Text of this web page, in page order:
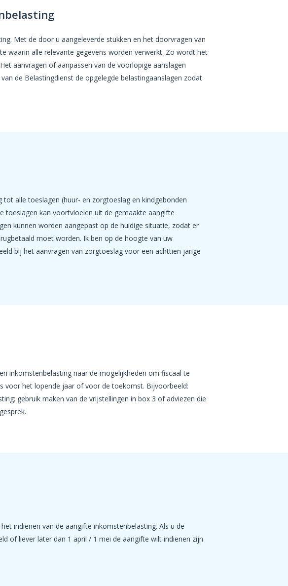
Met de door u aangeleverde stukken en het doorvragen van
waarin alle relevante gegevens worden verwerkt. Zo wordt het
aanvragen of aanpassen van de voorlopige aanslagen
de Belastingdienst de opgelegde belastingaanslagen zodat
alle toeslagen (huur- en zorgtoeslag en kindgebonden
toeslagen kan voortvloeien uit de gemaakte aangifte
kunnen worden aangepast op de huidige situatie, zodat er
moet worden. Ik ben op de hoogte van uw
bij het aanvragen van zorgtoeslag voor een achttien jarige
inkomstenbelasting naar de mogelijkheden om fiscaal te
voor het lopende jaar of voor de toekomst. Bijvoorbeeld:
gebruik maken van de vrijstellingen in box 3 of adviezen die
indienen van de aangifte inkomstenbelasting. Als u de
of liever later dan 1 april / 1 mei de aangifte wilt indienen zijn